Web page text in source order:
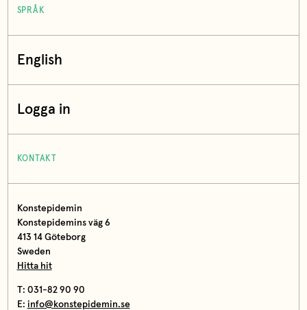
SPRÅK
English
Logga in
KONTAKT
Konstepidemin
Konstepidemins väg 6
413 14 Göteborg
Sweden
Hitta hit
T: 031-82 90 90
E: info@konstepidemin.se